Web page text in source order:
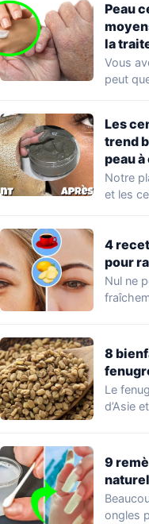
Peau
la
Vous
peut
Les
trend
peau
Notre
et les
4
pour
Nul ne
8
Le
d’Asie
9
ongles